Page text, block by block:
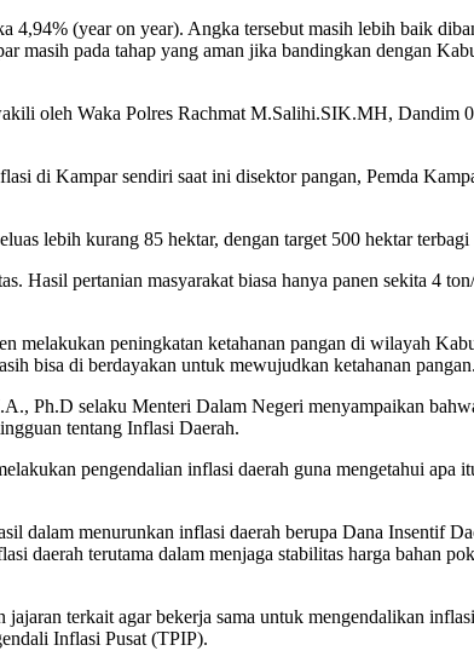
(year on year). Angka tersebut masih lebih baik
pada tahap yang aman jika bandingkan dengan
oleh Waka Polres Rachmat M.Salihi.SIK.MH,
di Kampar sendiri saat ini disektor pangan, Pemda
lebih kurang 85 hektar, dengan target 500 hektar
Hasil pertanian masyarakat biasa hanya panen sekita 4
melakukan peningkatan ketahanan pangan di wilayah
bisa di berdayakan untuk mewujudkan ketahanan
Ph.D selaku Menteri Dalam Negeri menyampaikan
tentang Inflasi Daerah.
pengendalian inflasi daerah guna mengetahui apa
dalam menurunkan inflasi daerah berupa Dana Insentif
daerah terutama dalam menjaga stabilitas harga bahan
terkait agar bekerja sama untuk mengendalikan
Inflasi Pusat (TPIP).